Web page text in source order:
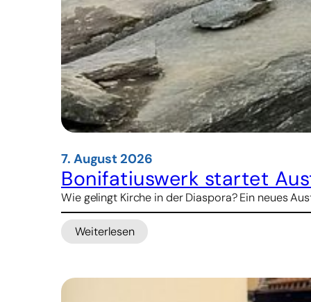
7. August 2026
Bonifatiuswerk startet
Wie gelingt Kirche in der Diaspora? Ein neues
Weiterlesen
: